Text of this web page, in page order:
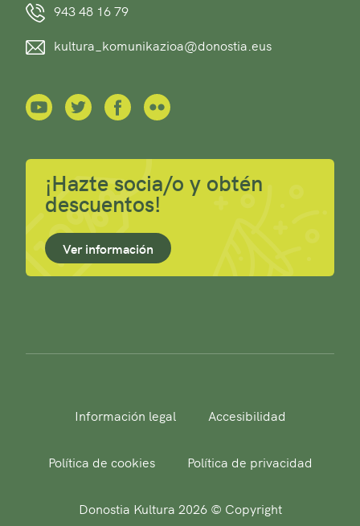
943 48 16 79
kultura_komunikazioa@donostia.eus
¡Hazte socia/o y obtén
descuentos!
Ver información
Información legal Accesibilidad
Política de cookies Política de privacidad
Donostia Kultura 2026 © Copyright